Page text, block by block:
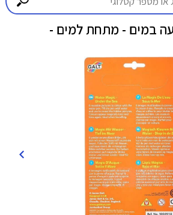
במים - מתחת למים -